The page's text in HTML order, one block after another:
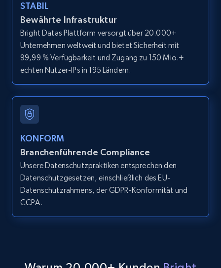
12K+ 1.3K+
LinkedIn posts
URL, ID, User id, Use url, Title, Headline, Post
11.3K+
LinkedIn posts - Discover user's articles by
URL
URL, ID, User id, Use url, Title, Headline, Post
text, Date posted, and more.
STABIL
Bewährte Infrastruktur
Bright Datas Plattform versorgt über 20.000+
Unternehmen weltweit und bietet Sicherheit mit
99,99 % Verfügbarkeit und Zugang zu 150 Mio.+
echten Nutzer-IPs in 195 Ländern.
KONFORM
Branchenführende Compliance
Unsere Datenschutzpraktiken entsprechen den
Datenschutzgesetzen, einschließlich des EU-
Datenschutzrahmens, der GDPR-Konformität und
CCPA.